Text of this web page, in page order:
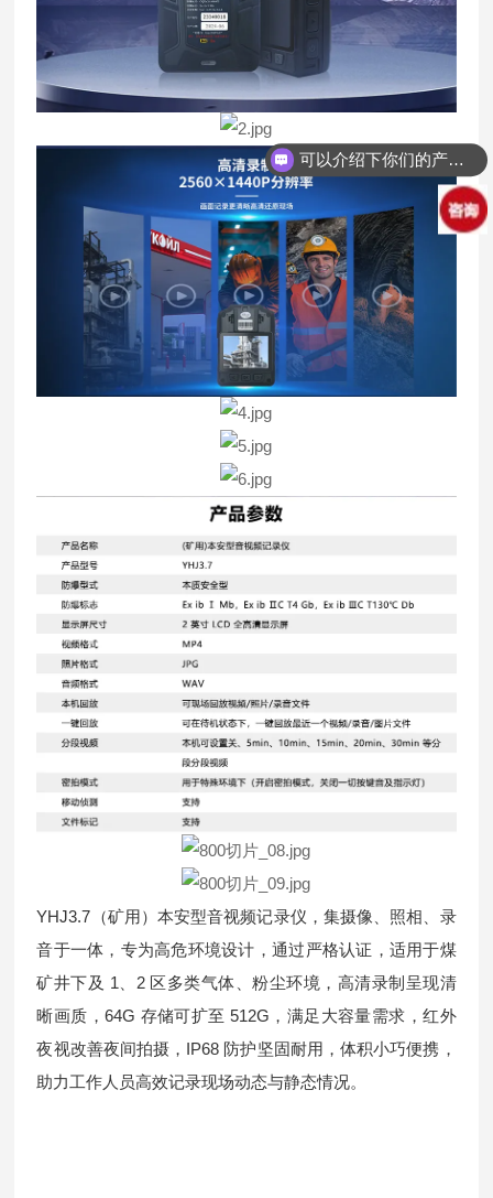
YHJ3.7（矿用）本安型音视频记录仪，集摄像、照相、录
音于一体，专为高危环境设计，通过严格认证，适用于煤
矿井下及 1、2 区多类气体、粉尘环境，高清录制呈现清
晰画质，64G 存储可扩至 512G，满足大容量需求，红外
夜视改善夜间拍摄，IP68 防护坚固耐用，体积小巧便携，
助力工作人员高效记录现场动态与静态情况。
可以介绍下你们的产品么？